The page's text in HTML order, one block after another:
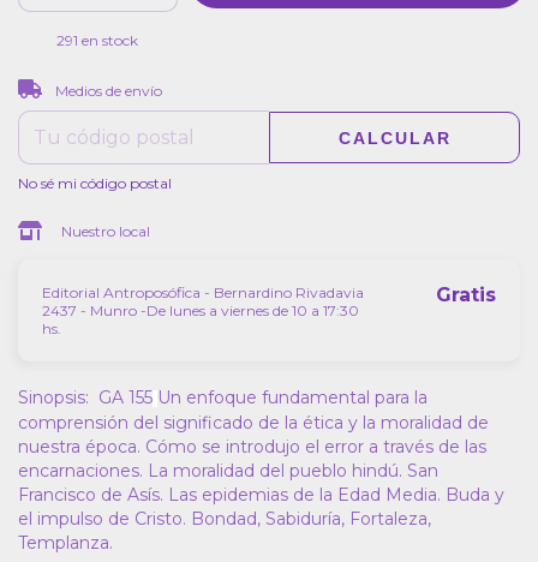
291 en stock
Entregas para el CP:
Medios de envío
CALCULAR
No sé mi código postal
Nuestro local
Editorial Antroposófica - Bernardino Rivadavia
2437 - Munro -De lunes a viernes de 10 a 17:30
hs.
Gratis
Sinopsis: GA 155 Un enfoque fundamental para la
comprensión del significado de la ética y la moralidad de
nuestra época. Cómo se introdujo el error a través de las
encarnaciones. La moralidad del pueblo hindú. San
Francisco de Asís. Las epidemias de la Edad Media. Buda y
el impulso de Cristo. Bondad, Sabiduría, Fortaleza,
Templanza.